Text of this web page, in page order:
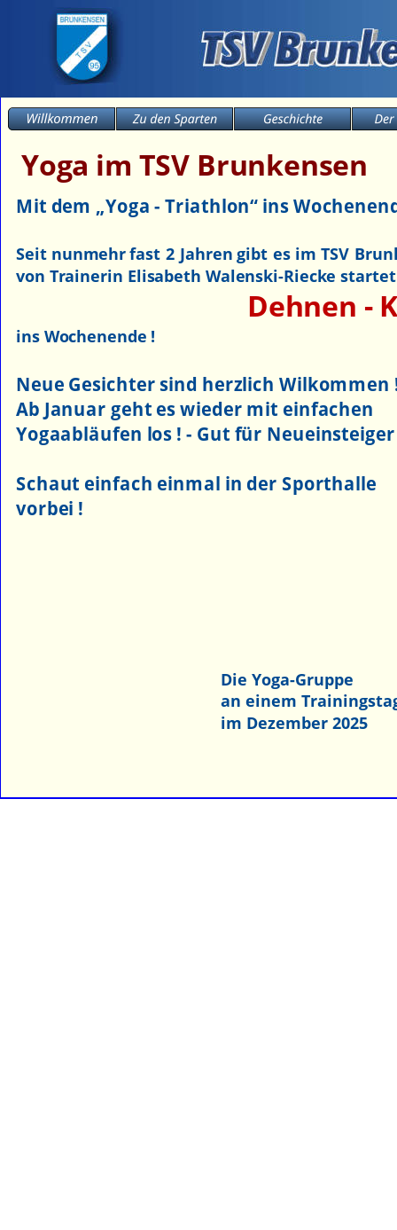
Yoga im TSV Brunkensen
Mit dem „Yoga - Triathlon“ ins
Seit nunmehr fast 2 Jahren gibt es im TSV
von Trainerin Elisabeth Walenski-Riecke
Dehnen -
ins Wochenende !
Neue Gesichter sind herzlich Wilkommen
Ab Januar geht es wieder mit einfachen
Yogaabläufen los ! - Gut für
Schaut einfach einmal in der Sporthalle
vorbei !
Die Yoga-Gruppe
an einem
im Dezember 2025